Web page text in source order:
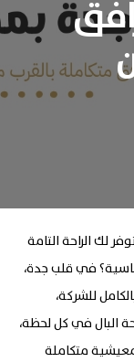
لك الراحة التامة
في قلب جدة،
للشركة،
البال في كل لحظة،
متكاملة